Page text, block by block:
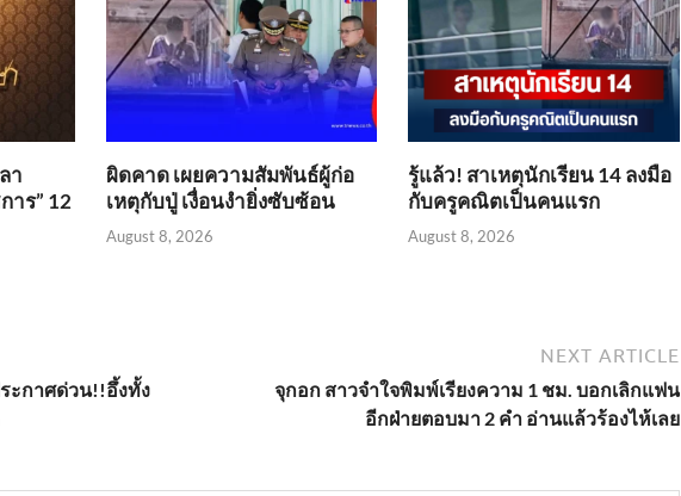
า
ร” 12
ผิดคาด เผยความสัมพันธ์ผู้ก่อ
เหตุกับปู่ เงื่อนงำยิ่งซับซ้อน
August 8, 2026
รู้แล้ว! สาเหตุนักเรียน 14 ลงมือ
กับครูคณิตเป็นคนแรก
August 8, 2026
ะกาศด่วน!!อึ้งทั้ง
NEXT ARTICLE
จุกอก สาวจำใจพิมพ์เรียงความ 1 ชม. บอกเลิกแฟน
อีกฝ่ายตอบมา 2 คำ อ่านแล้วร้องไห้เลย